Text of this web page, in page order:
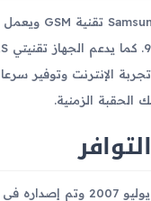
الإنترنت وتوفير
الحقبة الزمنية.
أعلن عن الجهاز في يوليو